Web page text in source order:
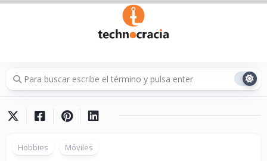
Saltar
Hobbies Móviles